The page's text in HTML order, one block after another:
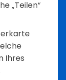
„Teilen“
Ihres